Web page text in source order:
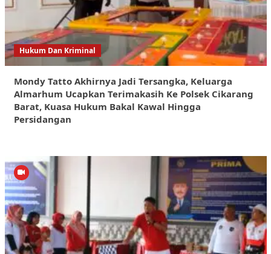
Hukum Dan Kriminal
Mondy Tatto Akhirnya Jadi Tersangka, Keluarga
Almarhum Ucapkan Terimakasih Ke Polsek Cikarang
Barat, Kuasa Hukum Bakal Kawal Hingga
Persidangan